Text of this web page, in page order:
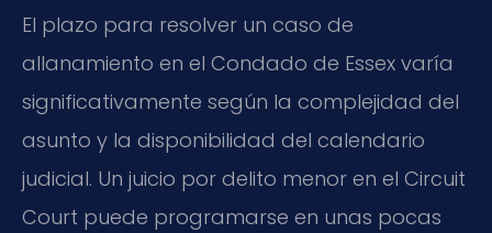
El plazo para resolver un caso de
allanamiento en el Condado de Essex varía
significativamente según la complejidad del
asunto y la disponibilidad del calendario
judicial. Un juicio por delito menor en el Circuit
Court puede programarse en unas pocas